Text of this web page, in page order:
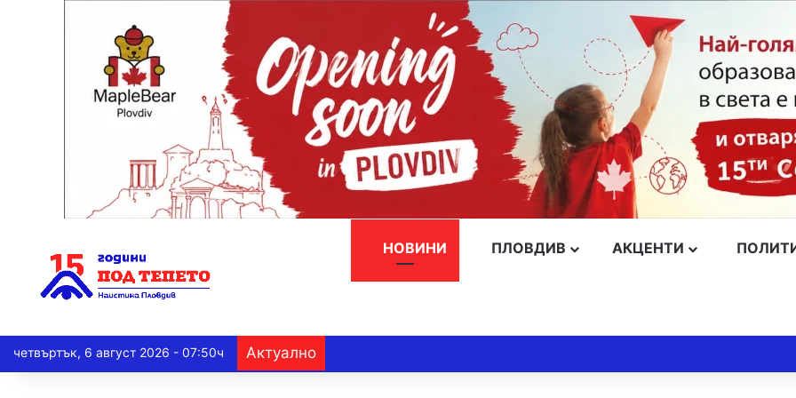
НОВИНИ ПЛОВДИВ АКЦЕНТИ
четвъртък, 6 август 2026 - 07:50ч Актуално